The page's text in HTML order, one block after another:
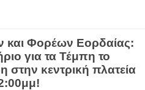
και Φορέων Εορδαίας:
για τα Τέμπη το
κεντρική πλατεία